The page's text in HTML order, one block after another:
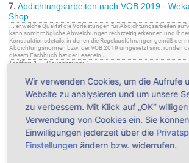
7. Abdichtungsarbeiten nach VOB 2019 -
Shop
... er welche Qualität die Vorleistungen für Abdichtungsarbeiten
kann somit mögliche Abweichungen rechtzeitig erkennen und
Konstruktionsdetails, in denen die Regelausführungen gemäß der
Abdichtungsnormen bzw. der VOB 2019 umgesetzt sind, runden
diesem Fachbuch hat der Leser ein ...
Treffer: 1 - Gewichtung: 1
VOB/C 2019 Praxiskommentar mit Online-
Shop
differenziert. ATV DIN 18336 Abdichtungsarbeiten: Norm ist
den möglichen, in der Norm aufgeführten Bauweisen ist jetzt eine
festgelegt. Aus fast allen Gewerken wurden die
18336 integriert. ATV DIN 18353 Fliesen- und Plattenarbeiten:...
Treffer: 1 - Gewichtung: 1
VOB/C Praxiskommentar
Wir verwenden Cookies, um die Aufrufe
Website zu analysieren und um unsere
zu verbessern. Mit Klick auf „OK“
Verwendung von Cookies ein. Sie
Einwilligungen jederzeit über die
Einstellungen ändern bzw. widerrufen.